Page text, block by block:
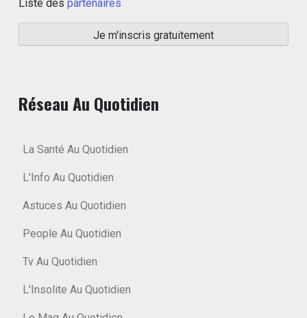
Liste des partenaires
Réseau Au Quotidien
La Santé Au Quotidien
L'Info Au Quotidien
Astuces Au Quotidien
People Au Quotidien
Tv Au Quotidien
L'Insolite Au Quotidien